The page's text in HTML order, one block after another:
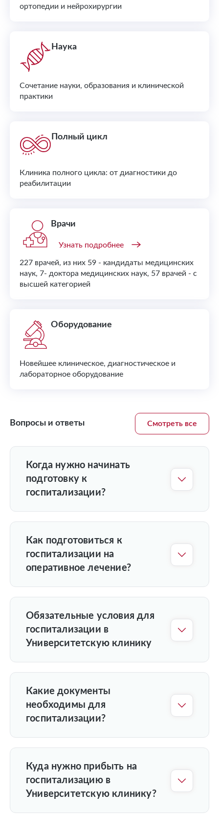
ортопедии и нейрохирургии
Наука
Сочетание науки, образования и клинической
практики
Полный цикл
Клиника полного цикла: от диагностики до
реабилитации
Врачи
227 врачей, из них 59 - кандидаты медицинских
наук, 7- доктора медицинских наук, 57 врачей - с
высшей категорией
Узнать подробнее
Оборудование
Новейшее клиническое, диагностическое и
лабораторное оборудование
Вопросы и ответы Смотреть все
Когда нужно начинать
подготовку к
госпитализации?
Как подготовиться к
госпитализации на
оперативное лечение?
Обязательные условия для
госпитализации в
Университетскую клинику
Какие документы
необходимы для
госпитализации?
Куда нужно прибыть на
госпитализацию в
Университетскую клинику?